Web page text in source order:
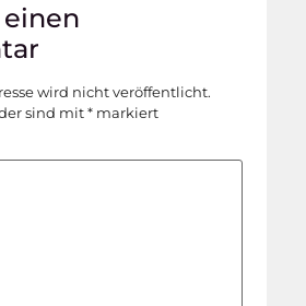
wird nicht veröffentlicht.
sind mit* markiert